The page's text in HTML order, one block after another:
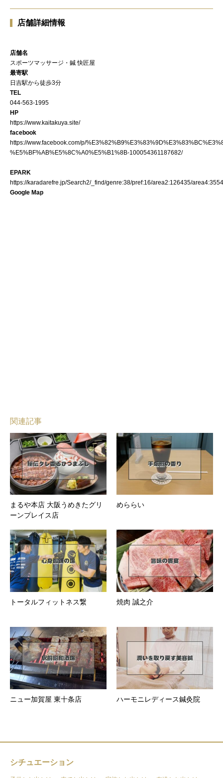
店舗詳細情報
店舗名
スポーツマッサージ・鍼 快匠屋
最寄駅
日吉駅から徒歩3分
TEL
044-563-1995
HP
https://www.kaitakuya.site/
facebook
https://www.facebook.com/p/
%E5%BF%AB%E5%8C%A0%E5%B1%8B-100054361187682/
EPARK
https://karadarefre.jp/Search2/_find/genre:38/pref:16/area2:126435/
Google Map
関連記事
まるや本店 大阪うめきたグリ
ーンプレイス店
めららい
トータルフィットネス繋 焼肉 誠之介
ニュー加賀屋 東十条店 ハーモニレディース鍼灸院
シチュエーション